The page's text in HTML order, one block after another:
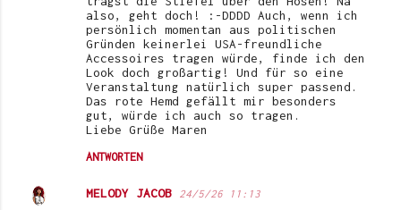
also, geht doch! :-DDDD Auch, wenn ich
persönlich momentan aus politischen
Gründen keinerlei USA-freundliche
Accessoires tragen würde, finde ich den
Look doch großartig! Und für so eine
Veranstaltung natürlich super passend.
Das rote Hemd gefällt mir besonders
gut, würde ich auch so tragen.
Liebe Grüße Maren
ANTWORTEN
MELODY JACOB 24/5/26 11:13